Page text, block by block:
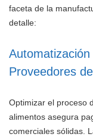
faceta de la
detalle:
Proveedores
Optimizar el proceso
alimentos asegura
comerciales sólidas.